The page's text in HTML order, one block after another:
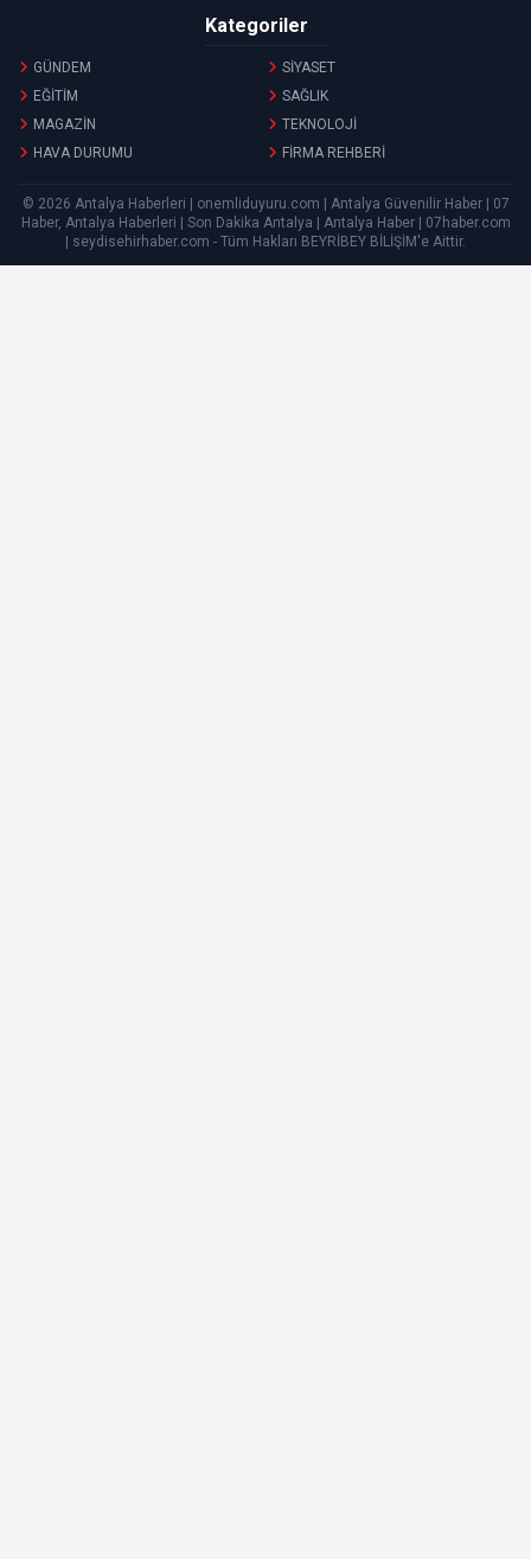
Kategoriler
GÜNDEM
SİYASET
EĞİTİM
SAĞLIK
MAGAZİN
TEKNOLOJİ
HAVA DURUMU
FİRMA REHBERİ
© 2026 Antalya Haberleri | onemliduyuru.com | Antalya Güvenilir Haber | 07
Haber, Antalya Haberleri | Son Dakika Antalya | Antalya Haber | 07haber.com
| seydisehirhaber.com - Tüm Hakları BEYRİBEY BİLİŞİM 'e Aittir.